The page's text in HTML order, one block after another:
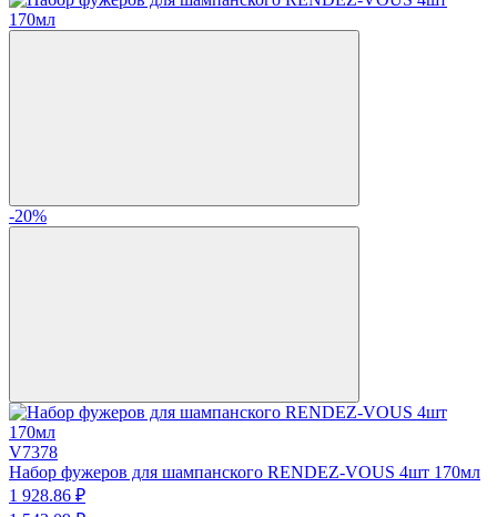
-20%
V7378
Набор фужеров для шампанского RENDEZ-VOUS 4шт 170мл
1 928.86 ₽